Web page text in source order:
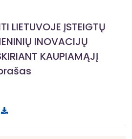
LIETUVOJE ĮSTEIGTŲ
INOVACIJŲ
KAUPIAMĄJĮ